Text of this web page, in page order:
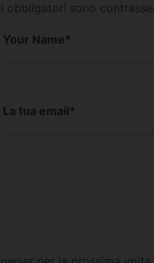
obbligatori sono
Your Name*
La tua email*